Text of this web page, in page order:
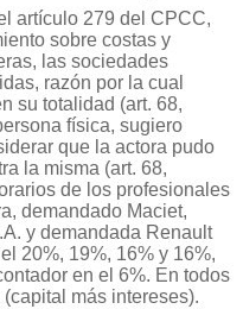
artículo 279 del CPCC,
sobre costas y
las sociedades
razón por la cual
su totalidad (art. 68,
física, sugiero
que la actora pudo
la misma (art. 68,
de los profesionales
demandado Maciet,
y demandada Renault
20%, 19%, 16% y 16%,
en el 6%. En todos
más intereses).